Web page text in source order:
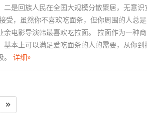
是回族人民在全国大规模分散聚居，无意识
受，虽然你不喜欢吃面条，但你周围的人总
电影导演韩最喜欢吃拉面。 拉面作为一种
本上可以满足爱吃面条的人的需要，从你到
。 详细»